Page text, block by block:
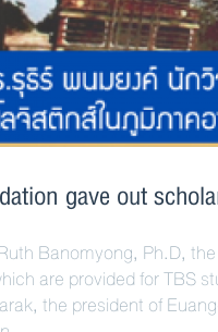
gave out
Banomyong, Ph.D,
are provided for TBS
the president of